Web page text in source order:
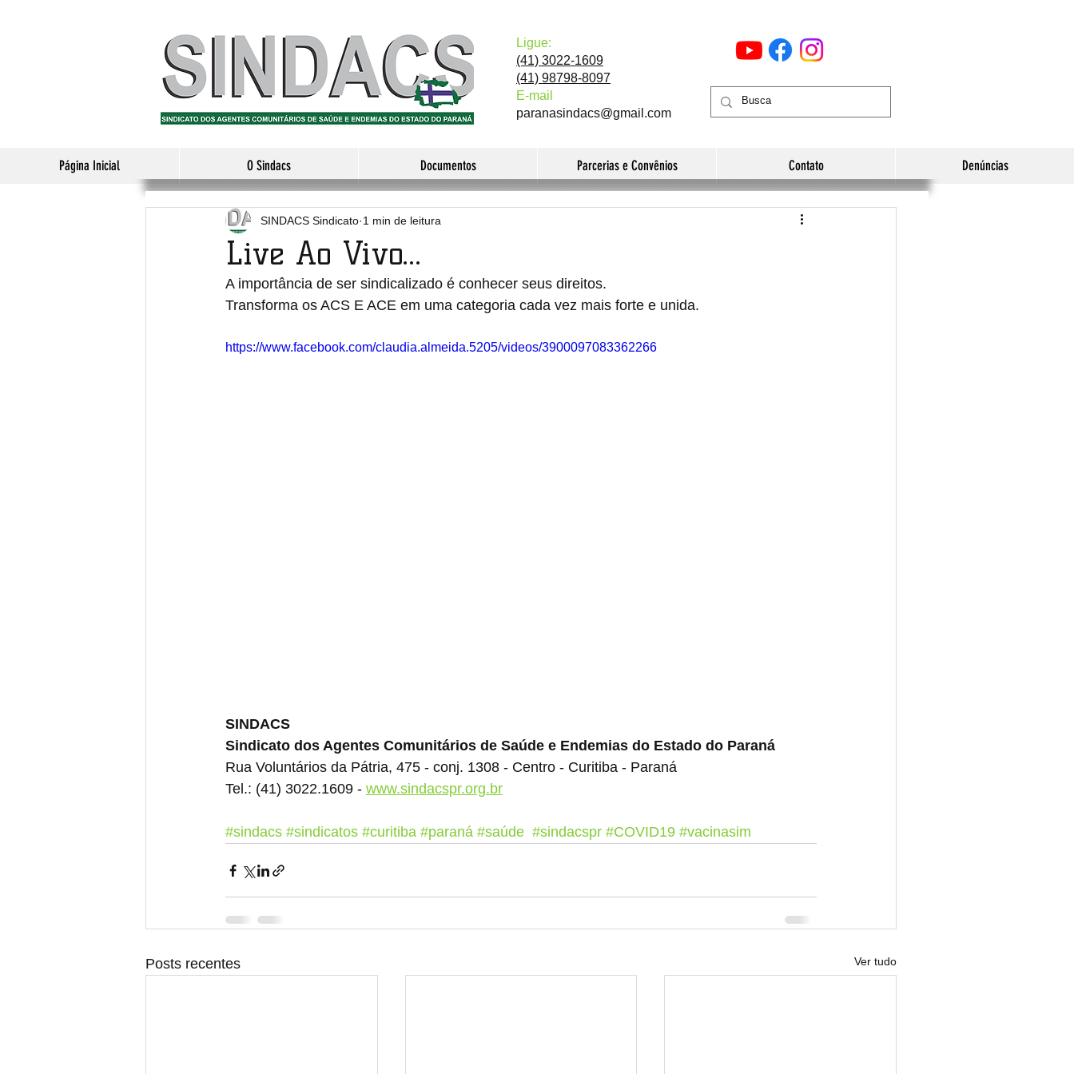
Página Inicial O Sindacs Documentos Parcerias e Convênios Contato Denúncias
Ligue:
(41) 3022-1609
(41) 98798-8097
E-mail
paranasindacs@gmail.com
Live Ao Vivo...
SINDACS Sindicato 1 min de leitura
A importância de ser sindicalizado é conhecer seus direitos.
Transforma os ACS E ACE em uma categoria cada vez mais forte e unida.
https://www.facebook.com/claudia.almeida.5205/videos/3900097083362266
SINDACS
Sindicato dos Agentes Comunitários de Saúde e Endemias do Estado do Paraná
Rua Voluntários da Pátria, 475 - conj. 1308 - Centro - Curitiba - Paraná
Tel.: (41) 3022.1609 - www.sindacspr.org.br
#sindacs #sindicatos #curitiba #paraná #saúde #sindacspr #COVID19 #vacinasim
Posts recentes Ver tudo